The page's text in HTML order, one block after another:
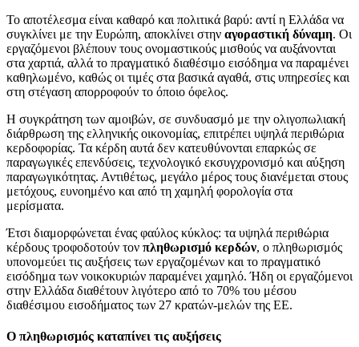
Το αποτέλεσμα είναι καθαρό και πολιτικά βαρύ: αντί η Ελλάδα να
συγκλίνει με την Ευρώπη, αποκλίνει στην αγοραστική δύναμη. Οι
εργαζόμενοι βλέπουν τους ονομαστικούς μισθούς να αυξάνονται
στα χαρτιά, αλλά το πραγματικό διαθέσιμο εισόδημα να παραμένει
καθηλωμένο, καθώς οι τιμές στα βασικά αγαθά, στις υπηρεσίες και
στη στέγαση απορροφούν το όποιο όφελος.
Η συγκράτηση των αμοιβών, σε συνδυασμό με την ολιγοπωλιακή
διάρθρωση της ελληνικής οικονομίας, επιτρέπει υψηλά περιθώρια
κερδοφορίας. Τα κέρδη αυτά δεν κατευθύνονται επαρκώς σε
παραγωγικές επενδύσεις, τεχνολογικό εκσυγχρονισμό και αύξηση
παραγωγικότητας. Αντιθέτως, μεγάλο μέρος τους διανέμεται στους
μετόχους, ευνοημένο και από τη χαμηλή φορολογία στα
μερίσματα.
Έτσι διαμορφώνεται ένας φαύλος κύκλος: τα υψηλά περιθώρια
κέρδους τροφοδοτούν τον πληθωρισμό κερδών, ο πληθωρισμός
υπονομεύει τις αυξήσεις των εργαζομένων και το πραγματικό
εισόδημα των νοικοκυριών παραμένει χαμηλό. Ήδη οι εργαζόμενοι
στην Ελλάδα διαθέτουν λιγότερο από το 70% του μέσου
διαθέσιμου εισοδήματος των 27 κρατών-μελών της ΕΕ.
Ο πληθωρισμός καταπίνει τις αυξήσεις